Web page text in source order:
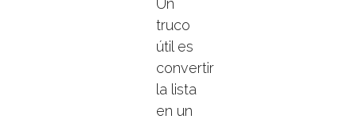
Un
truco
útil es
convertir
la lista
en un